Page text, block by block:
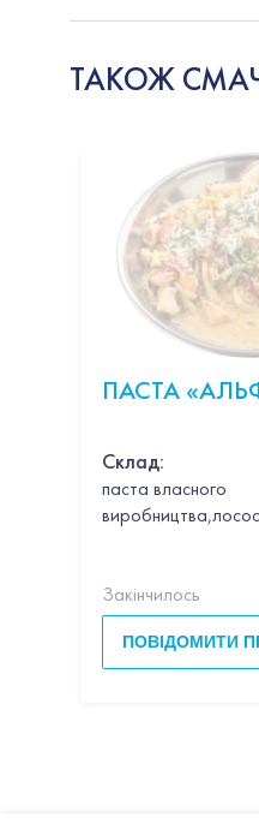
ТАКОЖ
ПАСТА
Склад:
паста власного
Закінчилось
ПОВІДОМИТИ